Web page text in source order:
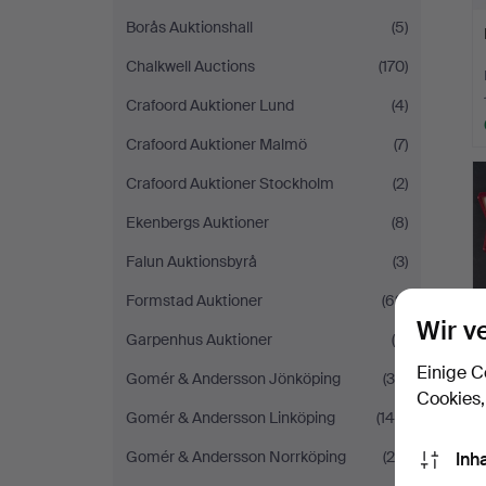
Borås Auktionshall
(5)
Chalkwell Auctions
(170)
Crafoord Auktioner Lund
(4)
Crafoord Auktioner Malmö
(7)
Crafoord Auktioner Stockholm
(2)
Ekenbergs Auktioner
(8)
Falun Auktionsbyrå
(3)
Formstad Auktioner
(69)
Garpenhus Auktioner
(9)
Gomér & Andersson Jönköping
(30)
Gomér & Andersson Linköping
(144)
Gomér & Andersson Norrköping
(20)
Wir
Einige